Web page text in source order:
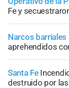
Fe y
Narcos barriales
aprehendidos
Santa Fe
destruido por